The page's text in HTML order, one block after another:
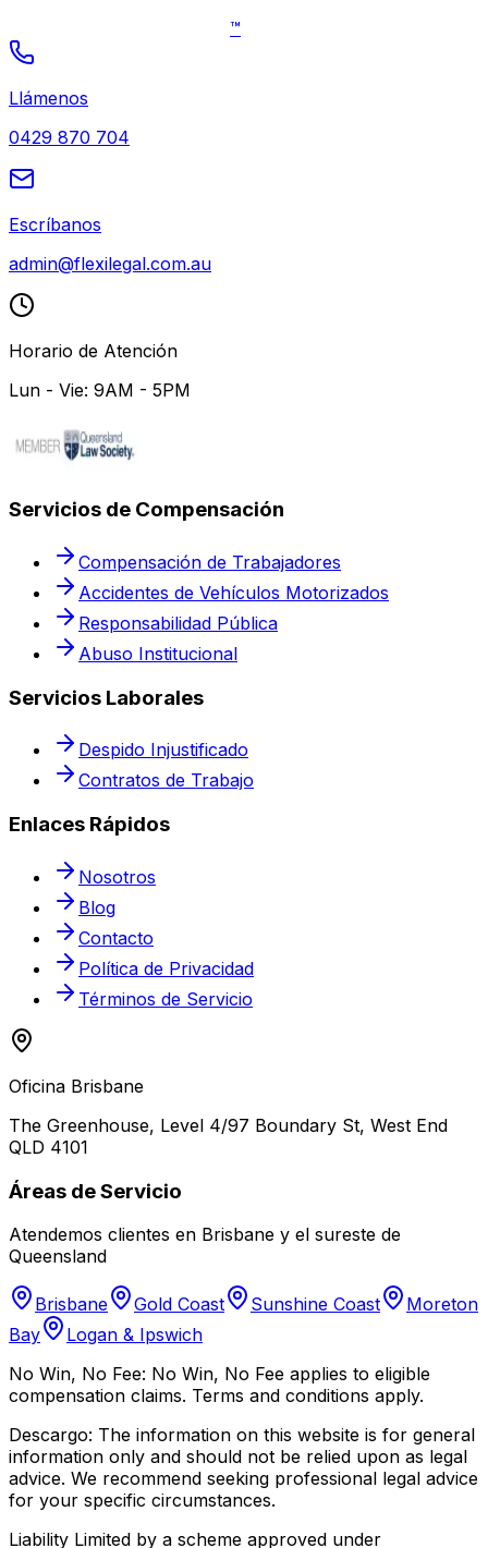
™
Llámenos
0429 870 704
Escríbanos
admin@flexilegal.com.au
Horario de Atención
Lun - Vie: 9AM - 5PM
Servicios de Compensación
Compensación de Trabajadores
Accidentes de Vehículos Motorizados
Responsabilidad Pública
Abuso Institucional
Servicios Laborales
Despido Injustificado
Contratos de Trabajo
Enlaces Rápidos
Nosotros
Blog
Contacto
Política de Privacidad
Términos de Servicio
Oficina Brisbane
The Greenhouse, Level 4/97 Boundary St, West End
QLD 4101
Áreas de Servicio
Atendemos clientes en Brisbane y el sureste de
Queensland
Brisbane Gold Coast Sunshine Coast
Moreton
Bay
Logan & Ipswich
No Win, No Fee: No Win, No Fee applies to eligible
compensation claims. Terms and conditions apply.
Descargo: The information on this website is for general
information only and should not be relied upon as legal
advice. We recommend seeking professional legal advice
for your specific circumstances.
Liability Limited by a scheme approved under